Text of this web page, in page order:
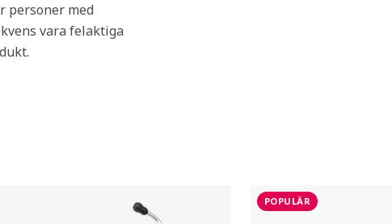
personer med
vara felaktiga
POPULÄR